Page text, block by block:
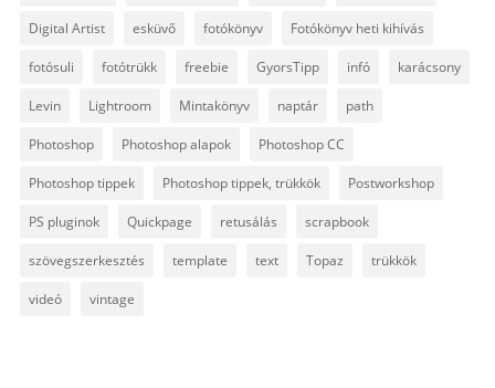
Digital Artist esküvő fotókönyv Fotókönyv heti kihívás
fotósuli fotótrükk freebie GyorsTipp infó karácsony
Levin Lightroom Mintakönyv naptár path
Photoshop Photoshop alapok Photoshop CC
Photoshop tippek Photoshop tippek, trükkök Postworkshop
PS pluginok Quickpage retusálás scrapbook
szövegszerkesztés template text Topaz trükkök
videó vintage